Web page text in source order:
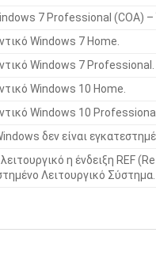
7 Professional (COA) –
Windows 7 Home.
Windows 7 Professional.
Windows 10 Home.
Windows 10
δεν είναι
η ένδειξη
Λειτουργικό Σύστημα.